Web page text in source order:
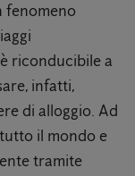
fenomeno
riconducibile a
infatti,
di alloggio. Ad
il mondo e
tramite